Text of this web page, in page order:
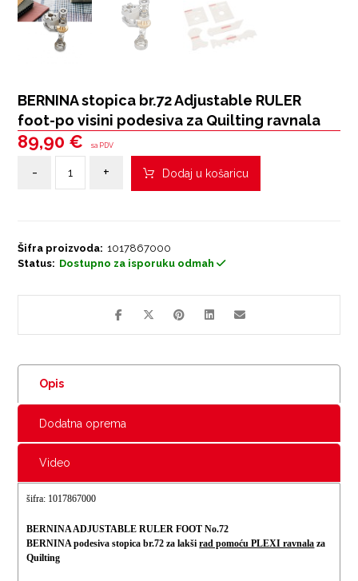
BERNINA stopica br.72 Adjustable RULER
foot-po visini podesiva za Quilting ravnala
89,90 € sa PDV
- + Dodaj u košaricu
Šifra proizvoda: 1017867000
Status: Dostupno za isporuku odmah
Opis
Dodatna oprema
Video
šifra: 1017867000
BERNINA ADJUSTABLE RULER FOOT No.72
BERNINA podesiva stopica br.72 za lakširad pomoću PLEXI ravnala za
Quilting